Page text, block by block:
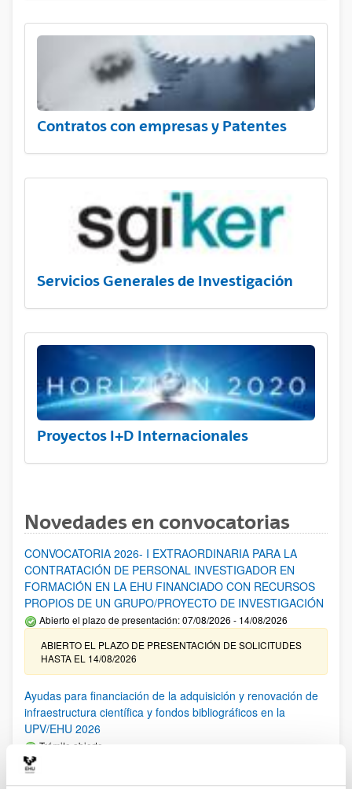
Contratos con empresas y Patentes
Servicios Generales de Investigación
Proyectos I+D Internacionales
Novedades en convocatorias
CONVOCATORIA 2026- I EXTRAORDINARIA PARA LA
CONTRATACIÓN DE PERSONAL INVESTIGADOR EN
FORMACIÓN EN LA EHU FINANCIADO CON RECURSOS
PROPIOS DE UN GRUPO/PROYECTO DE INVESTIGACIÓN
Abierto el plazo de presentación: 07/08/2026 - 14/08/2026
ABIERTO EL PLAZO DE PRESENTACIÓN DE SOLICITUDES
HASTA EL 14/08/2026
Ayudas para financiación de la adquisición y renovación de
infraestructura científica y fondos bibliográficos en la
UPV/EHU 2026
Trámite abierto
solicitudes admitidas y excluidas. 23/03/2026: Relación